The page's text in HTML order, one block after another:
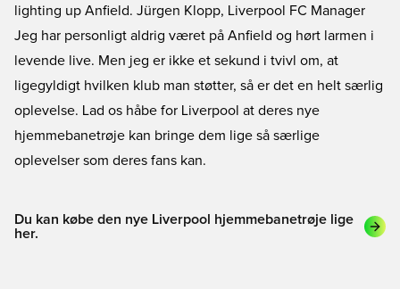
lighting up Anfield. Jürgen Klopp, Liverpool FC Manager
Jeg har personligt aldrig været på Anfield og hørt larmen i
levende live. Men jeg er ikke et sekund i tvivl om, at
ligegyldigt hvilken klub man støtter, så er det en helt særlig
oplevelse. Lad os håbe for Liverpool at deres nye
hjemmebanetrøje kan bringe dem lige så særlige
oplevelser som deres fans kan.
Du kan købe den nye Liverpool hjemmebanetrøje lige
her.